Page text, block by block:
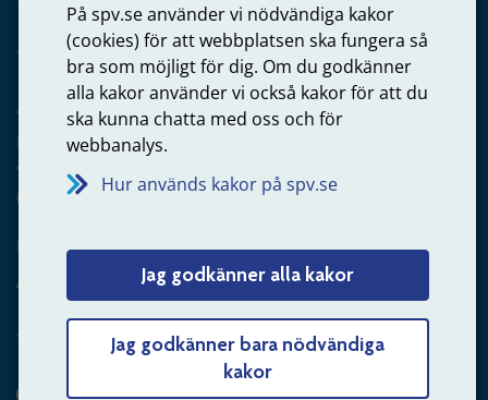
På spv.se använder vi nödvändiga kakor
(cookies) för att webbplatsen ska fungera så
bra som möjligt för dig. Om du godkänner
alla kakor använder vi också kakor för att du
ska kunna chatta med oss och för
webbanalys.
Hur används kakor på spv.se
Jag godkänner alla kakor
Jag godkänner bara nödvändiga
kakor
Arbetsgivare
Frågor om administration av tjänstepension från statlig
anställning
060-18 75 03
Kontakta oss
Arbetsgivare – skicka mejl till oss
Hitta svaret på din fråga